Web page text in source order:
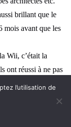
brillant que le
mois avant que les
Wii, c’était la
ont réussi à ne pas
leur
reproduit
que la One a
l’utilisation de